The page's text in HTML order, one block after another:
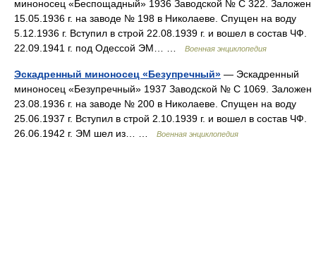
миноносец «Беспощадный» 1936 Заводской № С 322. Заложен
15.05.1936 г. на заводе № 198 в Николаеве. Спущен на воду
5.12.1936 г. Вступил в строй 22.08.1939 г. и вошел в состав ЧФ.
22.09.1941 г. под Одессой ЭМ… …
Военная энциклопедия
Эскадренный миноносец «Безупречный» — Эскадренный
миноносец «Безупречный» 1937 Заводской № С 1069. Заложен
23.08.1936 г. на заводе № 200 в Николаеве. Спущен на воду
25.06.1937 г. Вступил в строй 2.10.1939 г. и вошел в состав ЧФ.
26.06.1942 г. ЭМ шел из… …
Военная энциклопедия